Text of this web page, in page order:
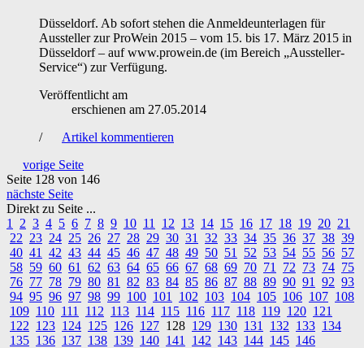
Düsseldorf. Ab sofort stehen die Anmeldeunterlagen für
Aussteller zur ProWein 2015 – vom 15. bis 17. März 2015 in
Düsseldorf – auf www.prowein.de (im Bereich „Aussteller-
Service“) zur Verfügung.
Veröffentlicht am
erschienen am 27.05.2014
/
Artikel kommentieren
vorige Seite
Seite 128 von 146
nächste Seite
Direkt zu Seite ...
1
2 3 4 5 6 7 8 9 10 11 12 13 14 15 16 17 18 19 20 21
22 23 24 25 26 27 28 29 30 31 32 33 34 35 36 37 38 39
40 41 42 43 44 45 46 47 48 49 50 51 52 53 54 55 56 57
58 59 60 61 62 63 64 65 66 67 68 69 70 71 72 73 74 75
76 77 78 79 80 81 82 83 84 85 86 87 88 89 90 91 92 93
94 95 96 97 98 99 100 101 102 103 104 105 106 107 108
109 110 111 112 113 114 115 116 117 118 119 120 121
122 123 124 125 126 127 128 129 130 131 132 133 134
135 136 137 138 139 140 141 142 143 144 145 146